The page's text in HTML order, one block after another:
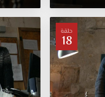
حلقة
18